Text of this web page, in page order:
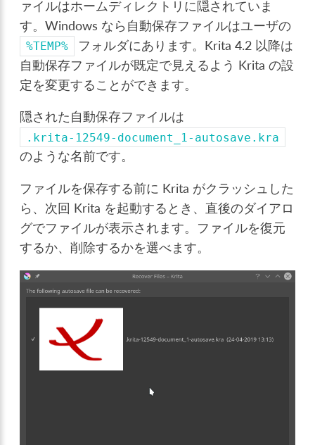
ァイルはホームディレクトリに隠されていま
す。Windows なら自動保存ファイルはユーザの
%TEMP%
フォルダにあります。Krita 4.2 以降は
自動保存ファイルが既定で見えるよう Krita の設
定を変更することができます。
隠された自動保存ファイルは
.krita-12549-document_1-autosave.kra
のような名前です。
ファイルを保存する前に Krita がクラッシュした
ら、次回 Krita を起動するとき、直後のダイアロ
グでファイルが表示されます。ファイルを復元
するか、削除するかを選べます。